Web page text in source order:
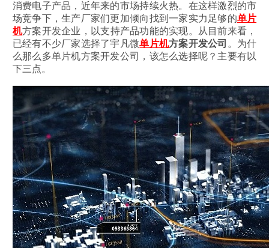
消费电子产品，近年来的市场持续火热。在这样激烈的市
场竞争下，生产厂家们更加倾向找到一家实力足够的单片
机方案开发企业，以支持产品功能的实现。从目前来看，
已经有不少厂家选择了宇凡微单片机方案开发公司 。为什
么那么多单片机方案开发公司，该怎么选择呢？主要有以
下三点。